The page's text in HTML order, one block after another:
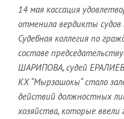
14 мая кассация
отменила вердикты
Судебная коллегия по
составе
ШАРИПОВА, судей
КХ “Мырзашокы“ стало
действий должностных
хозяйства, которые ввели